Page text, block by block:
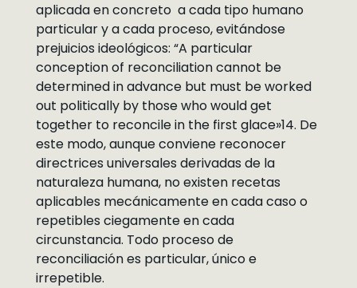
aplicada en concreto a cada tipo humano
particular y a cada proceso, evitándose
prejuicios ideológicos: “A particular
conception of reconciliation cannot be
determined in advance but must be worked
out politically by those who would get
together to reconcile in the first glace»14. De
este modo, aunque conviene reconocer
directrices universales derivadas de la
naturaleza humana, no existen recetas
aplicables mecánicamente en cada caso o
repetibles ciegamente en cada
circunstancia. Todo proceso de
reconciliación es particular, único e
irrepetible.